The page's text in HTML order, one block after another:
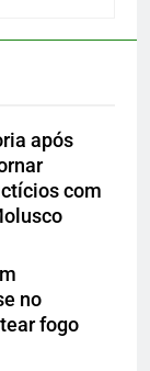
após
com
no
fogo